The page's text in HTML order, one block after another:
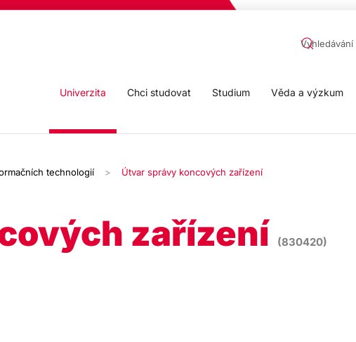
Univerzita Chci studovat Studium Věda a výzkum
technologií Útvar správy koncových zařízení
zařízení (830420)